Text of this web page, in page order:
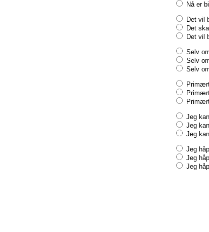
Nå er
Det vil
Det
Det vil
Selv
Selv
Selv
Jeg
Jeg
Jeg
Jeg
Jeg
Jeg